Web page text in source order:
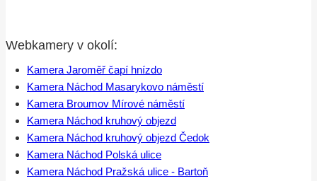
Webkamery v okolí:
Kamera Jaroměř čapí hnízdo
Kamera Náchod Masarykovo náměstí
Kamera Broumov Mírové náměstí
Kamera Náchod kruhový objezd
Kamera Náchod kruhový objezd Čedok
Kamera Náchod Polská ulice
Kamera Náchod Pražská ulice - Bartoň